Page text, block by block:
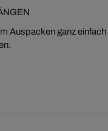
Auspacken ganz einfach